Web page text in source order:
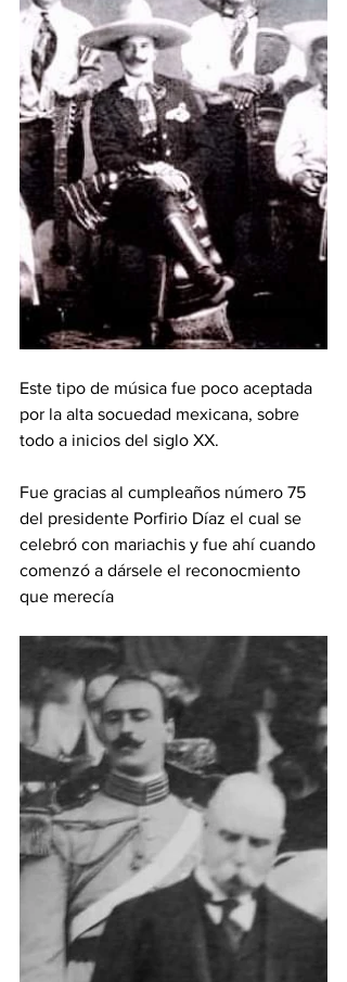
Este tipo de música fue poco aceptada
por la alta socuedad mexicana, sobre
todo a inicios del siglo XX.
Fue gracias al cumpleaños número 75
del presidente Porfirio Díaz el cual se
celebró con mariachis y fue ahí cuando
comenzó a dársele el reconocmiento
que merecía